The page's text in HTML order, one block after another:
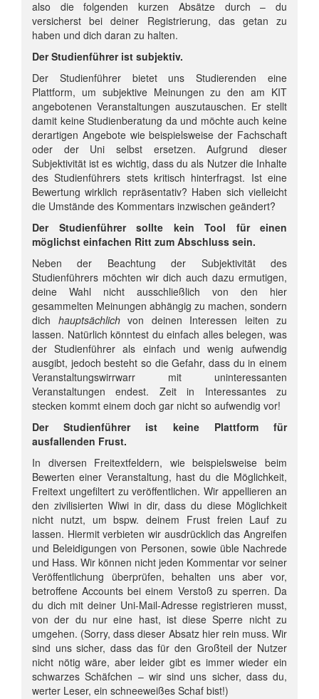
also die folgenden kurzen Absätze durch – du
versicherst bei deiner Registrierung, das getan zu
haben und dich daran zu halten.
Der Studienführer ist subjektiv.
Der Studienführer bietet uns Studierenden eine
Plattform, um subjektive Meinungen zu den am KIT
angebotenen Veranstaltungen auszutauschen. Er stellt
damit keine Studienberatung da und möchte auch keine
derartigen Angebote wie beispielsweise der Fachschaft
oder der Uni selbst ersetzen. Aufgrund dieser
Subjektivität ist es wichtig, dass du als Nutzer die Inhalte
des Studienführers stets kritisch hinterfragst. Ist eine
Bewertung wirklich repräsentativ? Haben sich vielleicht
die Umstände des Kommentars inzwischen geändert?
Der Studienführer sollte kein Tool für einen
möglichst einfachen Ritt zum Abschluss sein.
Neben der Beachtung der Subjektivität des
Studienführers möchten wir dich auch dazu ermutigen,
deine Wahl nicht ausschließlich von den hier
gesammelten Meinungen abhängig zu machen, sondern
dich hauptsächlichvon deinen Interessen leiten zu
lassen. Natürlich könntest du einfach alles belegen, was
der Studienführer als einfach und wenig aufwendig
ausgibt, jedoch besteht so die Gefahr, dass du in einem
Veranstaltungswirrwarr mit uninteressanten
Veranstaltungen endest. Zeit in Interessantes zu
stecken kommt einem doch gar nicht so aufwendig vor!
Der Studienführer ist keine Plattform für
ausfallenden Frust.
In diversen Freitextfeldern, wie beispielsweise beim
Bewerten einer Veranstaltung, hast du die Möglichkeit,
Freitext ungefiltert zu veröffentlichen. Wir appellieren an
den zivilisierten Wiwi in dir, dass du diese Möglichkeit
nicht nutzt, um bspw. deinem Frust freien Lauf zu
lassen. Hiermit verbieten wir ausdrücklich das Angreifen
und Beleidigungen von Personen, sowie üble Nachrede
und Hass. Wir können nicht jeden Kommentar vor seiner
Veröffentlichung überprüfen, behalten uns aber vor,
betroffene Accounts bei einem Verstoß zu sperren. Da
du dich mit deiner Uni-Mail-Adresse registrieren musst,
von der du nur eine hast, ist diese Sperre nicht zu
umgehen. (Sorry, dass dieser Absatz hier rein muss. Wir
sind uns sicher, dass das für den Großteil der Nutzer
nicht nötig wäre, aber leider gibt es immer wieder ein
schwarzes Schäfchen – wir sind uns sicher, dass du,
werter Leser, ein schneeweißes Schaf bist!)